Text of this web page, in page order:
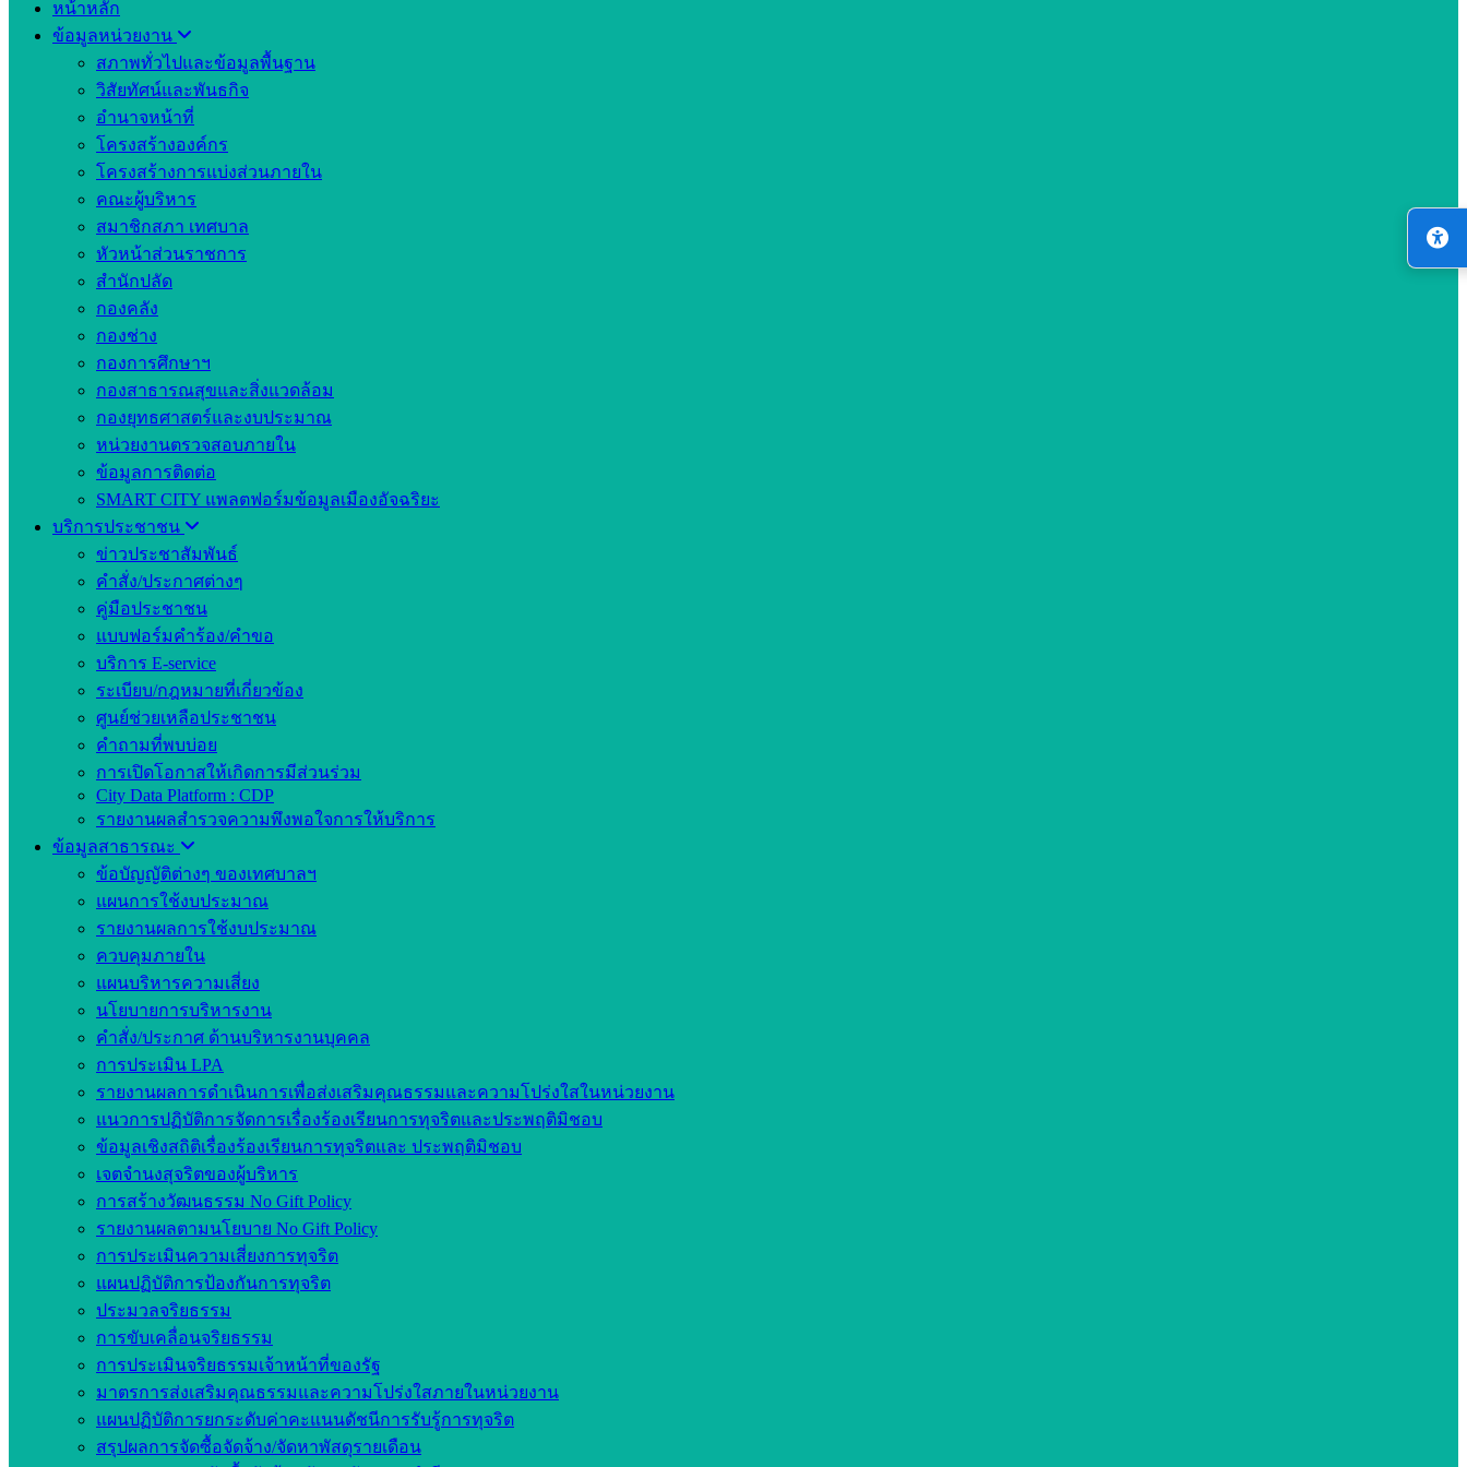
หน้าหลัก
ข้อมูลหน่วยงาน
สภาพทั่วไปและข้อมูลพื้นฐาน
วิสัยทัศน์และพันธกิจ
อำนาจหน้าที่
โครงสร้างองค์กร
โครงสร้างการแบ่งส่วนภายใน
คณะผู้บริหาร
สมาชิกสภา เทศบาล
หัวหน้าส่วนราชการ
สำนักปลัด
กองคลัง
กองช่าง
กองการศึกษาฯ
กองสาธารณสุขและสิ่งแวดล้อม
กองยุทธศาสตร์และงบประมาณ
หน่วยงานตรวจสอบภายใน
ข้อมูลการติดต่อ
SMART CITY แพลตฟอร์มข้อมูลเมืองอัจฉริยะ
บริการประชาชน
ข่าวประชาสัมพันธ์
คำสั่ง/ประกาศต่างๆ
คู่มือประชาชน
แบบฟอร์มคำร้อง/คำขอ
บริการ E-service
ระเบียบ/กฎหมายที่เกี่ยวข้อง
ศูนย์ช่วยเหลือประชาชน
คำถามที่พบบ่อย
การเปิดโอกาสให้เกิดการมีส่วนร่วม
City Data Platform : CDP
รายงานผลสำรวจความพึงพอใจการให้บริการ
ข้อมูลสาธารณะ
ข้อบัญญัติต่างๆ ของเทศบาลฯ
แผนการใช้งบประมาณ
รายงานผลการใช้งบประมาณ
ควบคุมภายใน
แผนบริหารความเสี่ยง
นโยบายการบริหารงาน
คำสั่ง/ประกาศ ด้านบริหารงานบุคคล
การประเมิน LPA
รายงานผลการดำเนินการเพื่อส่งเสริมคุณธรรมและความโปร่งใสในหน่วยงาน
แนวการปฏิบัติการจัดการเรื่องร้องเรียนการทุจริตและประพฤติมิชอบ
ข้อมูลเชิงสถิติเรื่องร้องเรียนการทุจริตและ ประพฤติมิชอบ
เจตจำนงสุจริตของผู้บริหาร
การสร้างวัฒนธรรม No Gift Policy
รายงานผลตามนโยบาย No Gift Policy
การประเมินความเสี่ยงการทุจริต
แผนปฏิบัติการป้องกันการทุจริต
ประมวลจริยธรรม
การขับเคลื่อนจริยธรรม
การประเมินจริยธรรมเจ้าหน้าที่ของรัฐ
มาตรการส่งเสริมคุณธรรมและความโปร่งใสภายในหน่วยงาน
แผนปฏิบัติการยกระดับค่าคะแนนดัชนีการรับรู้การทุจริต
สรุปผลการจัดซื้อจัดจ้าง/จัดหาพัสดุรายเดือน